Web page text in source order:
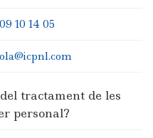
10 14 05
tractament de les
personal?